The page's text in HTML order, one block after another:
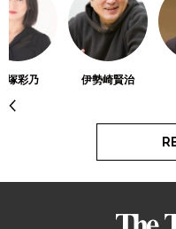
塚彩乃 伊勢崎賢治